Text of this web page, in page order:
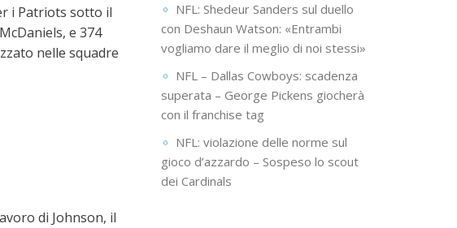
i Patriots sotto il
e 374
nelle squadre
di Johnson, il
NFL: Shedeur Sanders sul duello
con Deshaun Watson: «Entrambi
vogliamo dare il meglio di noi stessi»
NFL – Dallas Cowboys: scadenza
superata – George Pickens giocherà
con il franchise tag
NFL: violazione delle norme sul
gioco d’azzardo – Sospeso lo scout
dei Cardinals